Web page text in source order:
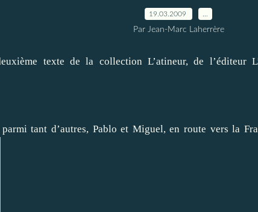
19.03.2009
Par Jean-Marc Laherrère
texte de la collection L’atineur, de l’éditeur
tant d’autres, Pablo et Miguel, en route vers la